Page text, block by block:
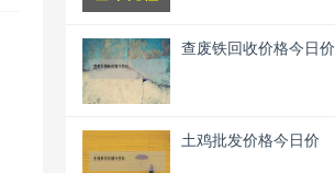
查废铁回收价格今日价
土鸡批发价格今日价